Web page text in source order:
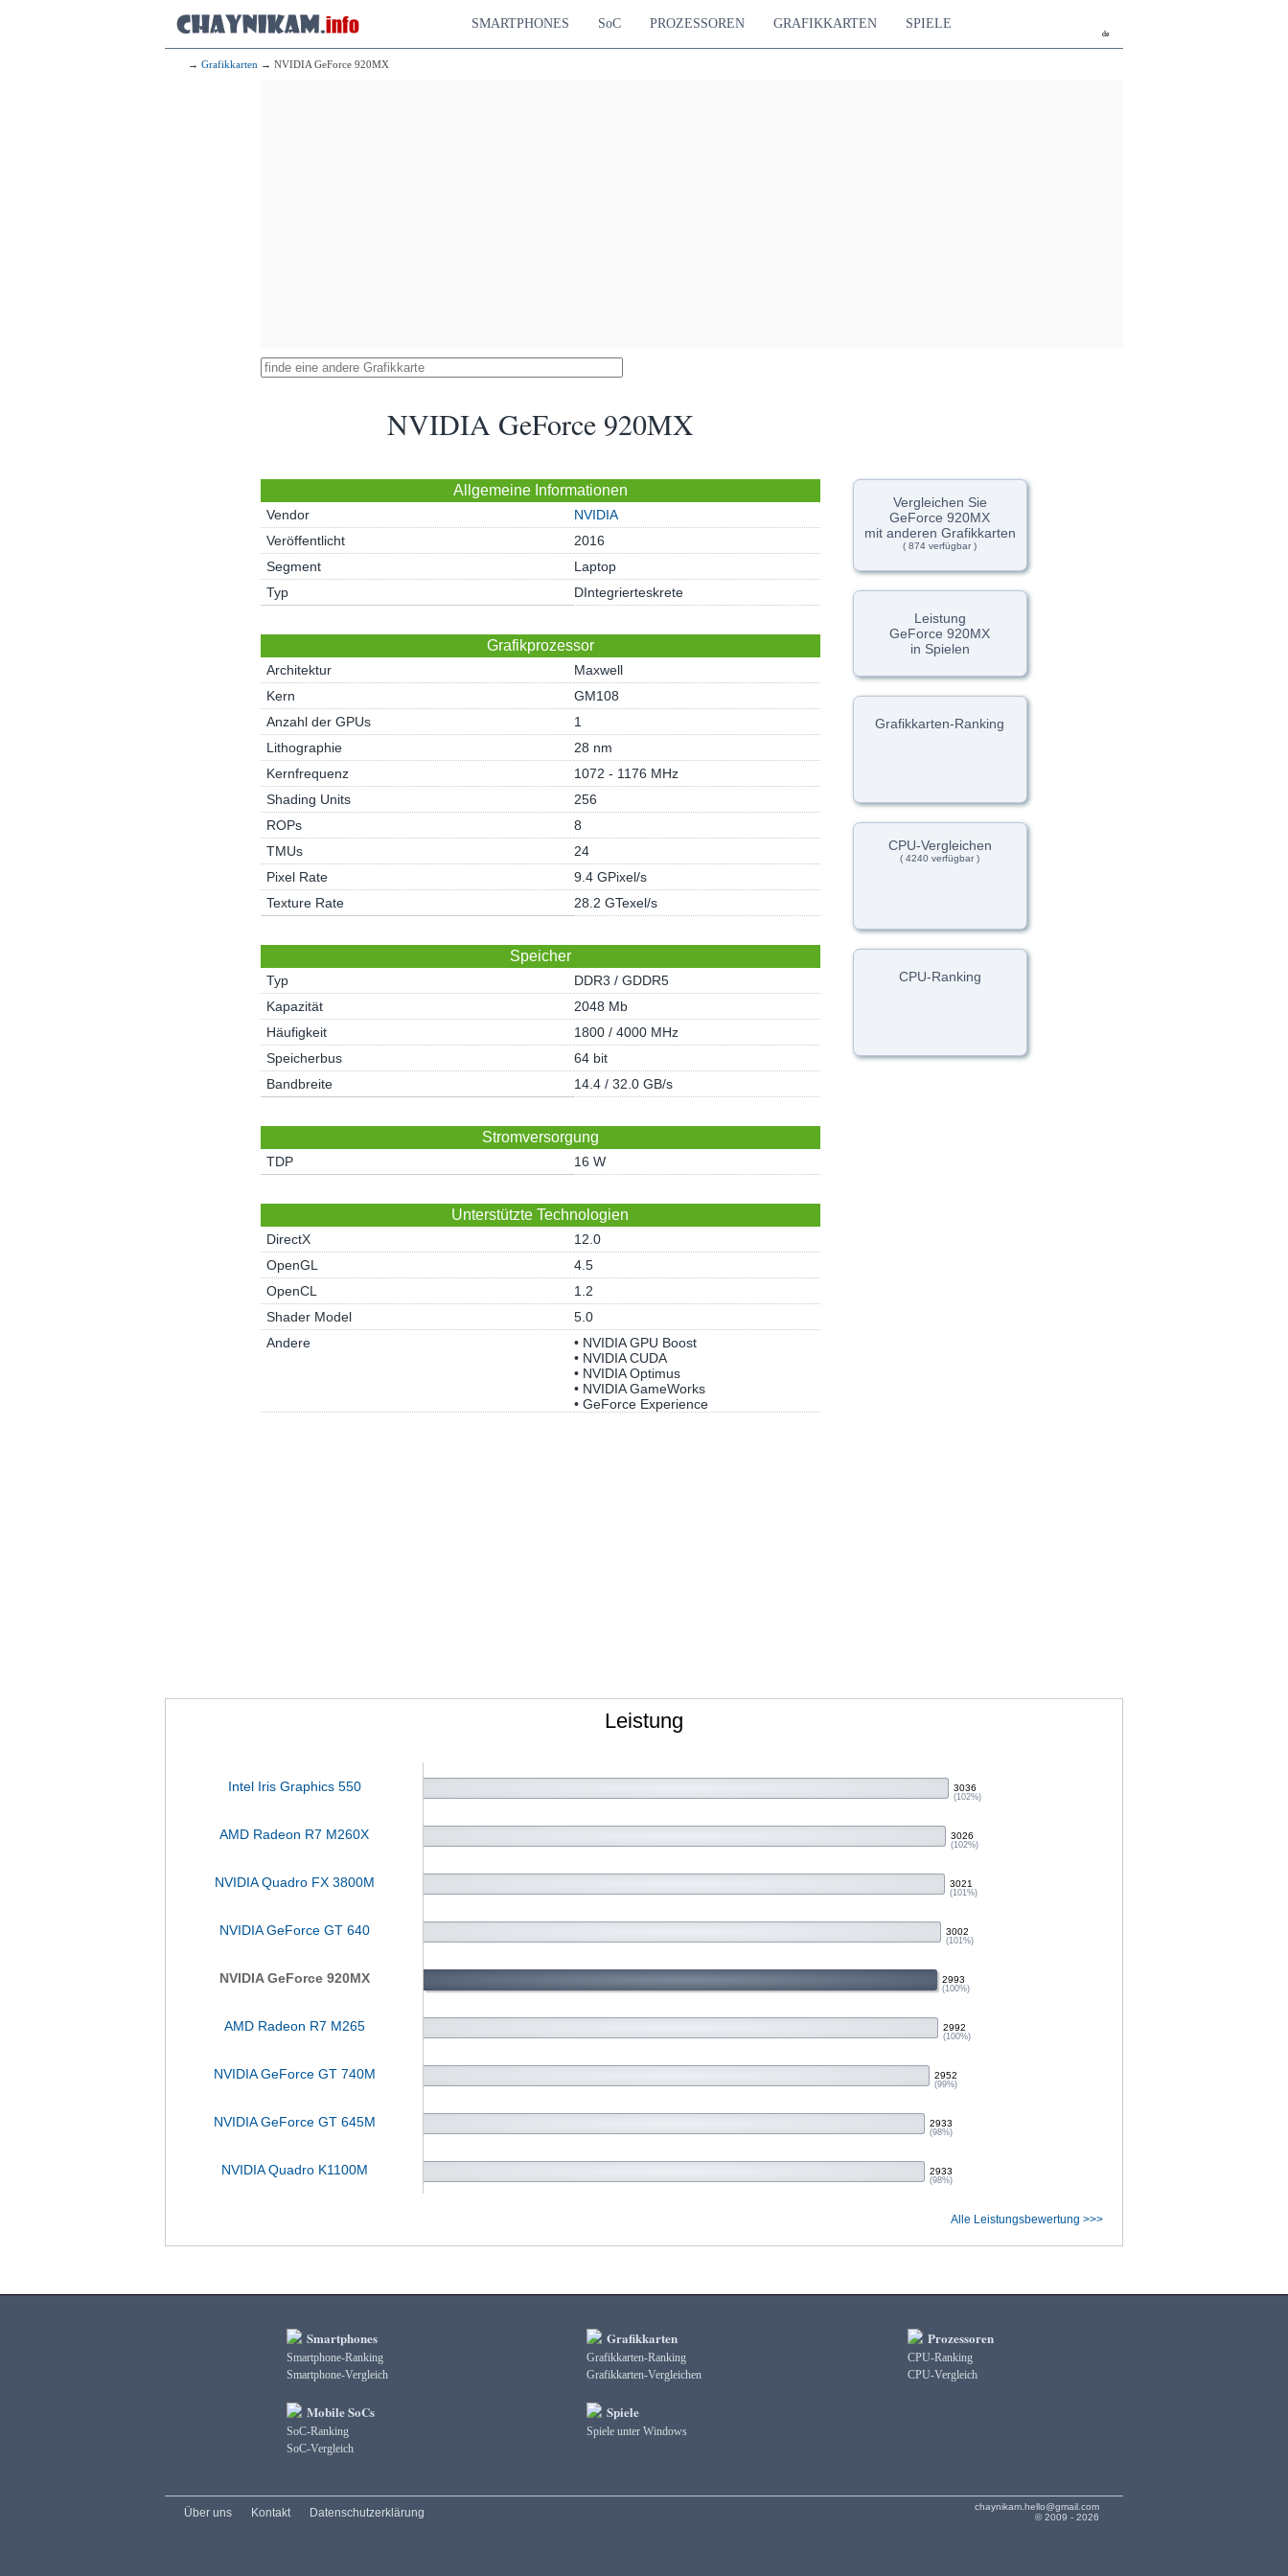
de
SMARTPHONES SoC PROZESSOREN GRAFIKKARTEN SPIELE
→ Grafikkarten → NVIDIA GeForce 920MX
NVIDIA GeForce 920MX
Allgemeine Informationen
Vendor
NVIDIA
Veröffentlicht
2016
Segment
Laptop
Typ
DIntegrierteskrete
Grafikprozessor
Architektur
Maxwell
Kern
GM108
Anzahl der GPUs
1
Lithographie
28 nm
Kernfrequenz
1072 - 1176 MHz
Shading Units
256
ROPs
8
TMUs
24
Pixel Rate
9.4 GPixel/s
Texture Rate
28.2 GTexel/s
Speicher
Typ
DDR3 / GDDR5
Kapazität
2048 Mb
Häufigkeit
1800 / 4000 MHz
Speicherbus
64 bit
Bandbreite
14.4 / 32.0 GB/s
Stromversorgung
TDP 16 W
Unterstützte Technologien
DirectX
12.0
OpenGL
4.5
OpenCL
1.2
Shader Model
5.0
Andere
• NVIDIA GPU Boost
• NVIDIA CUDA
• NVIDIA Optimus
• NVIDIA GameWorks
• GeForce Experience
Vergleichen Sie
GeForce 920MX
mit anderen Grafikkarten
( 874 verfügbar )
Leistung
GeForce 920MX
in Spielen
Grafikkarten-Ranking
CPU-Vergleichen
( 4240 verfügbar )
CPU-Ranking
Leistung
Intel Iris Graphics 550 3036
(102%)
AMD Radeon R7 M260X 3026
(102%)
NVIDIA Quadro FX 3800M 3021
(101%)
NVIDIA GeForce GT 640 3002
(101%)
NVIDIA GeForce 920MX 2993
(100%)
AMD Radeon R7 M265 2992
(100%)
NVIDIA GeForce GT 740M 2952
(99%)
NVIDIA GeForce GT 645M 2933
(98%)
NVIDIA Quadro K1100M 2933
(98%)
Alle Leistungsbewertung >>>
Smartphones
Smartphone-Ranking
Smartphone-Vergleich
Mobile SoCs
SoC-Ranking
SoC-Vergleich
Grafikkarten
Grafikkarten-Ranking
Grafikkarten-Vergleichen
Spiele
Spiele unter Windows
Prozessoren
CPU-Ranking
CPU-Vergleich
chaynikam.hello@gmail.com
© 2009 - 2026
Über uns Kontakt Datenschutzerklärung